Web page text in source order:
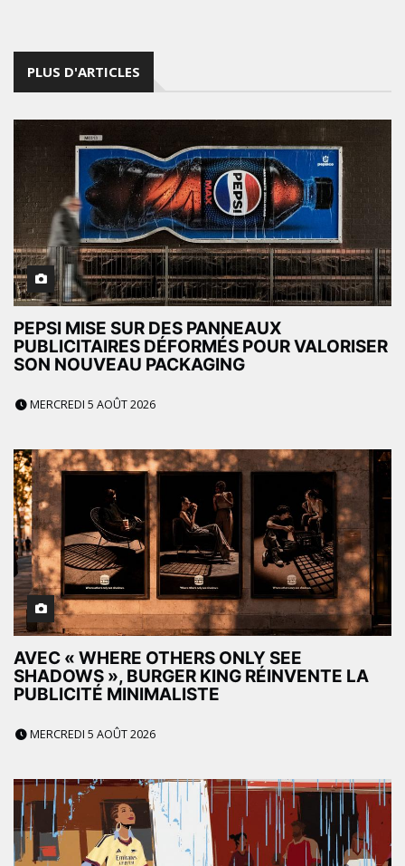
PLUS D'ARTICLES
PEPSI MISE SUR DES PANNEAUX
PUBLICITAIRES DÉFORMÉS POUR VALORISER
SON NOUVEAU PACKAGING
MERCREDI 5 AOÛT 2026
AVEC « WHERE OTHERS ONLY SEE
SHADOWS », BURGER KING RÉINVENTE LA
PUBLICITÉ MINIMALISTE
MERCREDI 5 AOÛT 2026